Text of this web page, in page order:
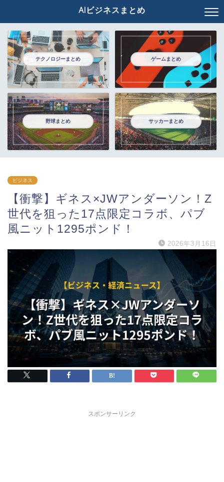
AIビジネスまとめ
テクノロジーまとめ ゲームまとめ
野球まとめ サッカーまとめ
ビジネス
【衝撃】ギネス×JWアンダーソン！Z
世代を狙った17点限定コラボ、パブ
風ニット1295ポンド！
2026年3月16日
スポンサーリンク